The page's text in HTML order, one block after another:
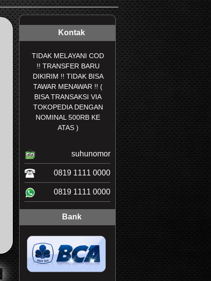
Kontak
TIDAK MELAYANI COD
!! TRANSFER BARU
DIKIRIM !! TIDAK BISA
TAWAR MENAWAR !! (
BISA TRANSAKSI VIA
TOKOPEDIA DENGAN
NOMINAL 500RB KE
ATAS )
suhunomor
0819 1111 0000
0819 1111 0000
Bank